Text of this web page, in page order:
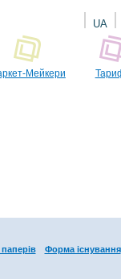
UA
Мейкери
Форма існування